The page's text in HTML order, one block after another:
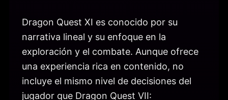
Dragon Quest XI es conocido por su
narrativa lineal y su enfoque en la
exploración y el combate. Aunque ofrece
una experiencia rica en contenido, no
incluye el mismo nivel de decisiones del
jugador que Dragon Quest VII: